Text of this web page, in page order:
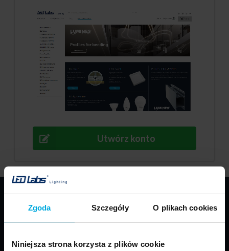
Zgoda Szczegóły O plikach cookies
Niniejsza strona korzysta z plików cookie
Utwórz konto
Zasilacze Sterowniki